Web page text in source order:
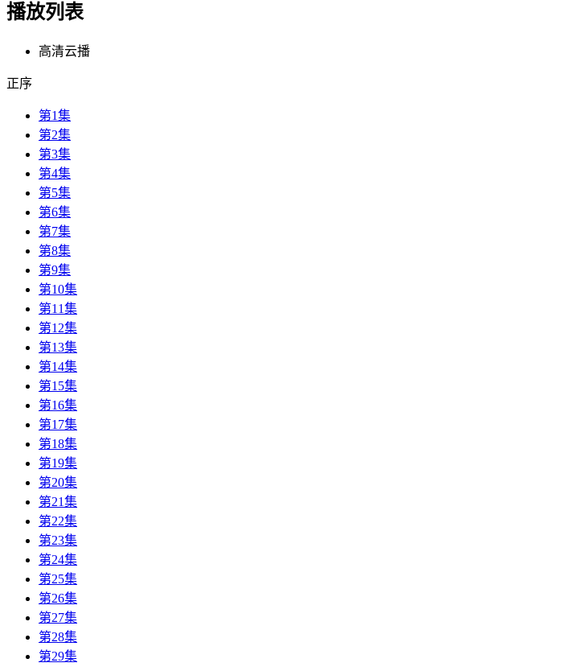
播放列表
高清云播
正序
第1集
第2集
第3集
第4集
第5集
第6集
第7集
第8集
第9集
第10集
第11集
第12集
第13集
第14集
第15集
第16集
第17集
第18集
第19集
第20集
第21集
第22集
第23集
第24集
第25集
第26集
第27集
第28集
第29集